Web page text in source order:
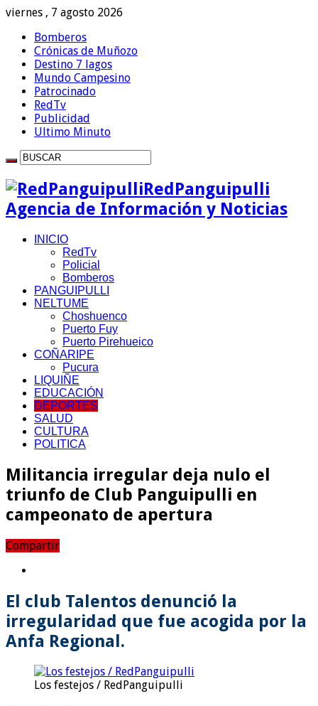
viernes , 7 agosto 2026
Bomberos
Crónicas de Muñozo
Destino 7 lagos
Mundo Campesino
Patrocinado
RedTv
Publicidad
Ultimo Minuto
RedPanguipulli
Agencia de Información y Noticias
INICIO
RedTv
Policial
Bomberos
PANGUIPULLI
NELTUME
Choshuenco
Puerto Fuy
Puerto Pirehueico
COÑARIPE
Pucura
LIQUIÑE
EDUCACIÓN
DEPORTES
SALUD
CULTURA
POLITICA
Militancia irregular deja nulo el
triunfo de Club Panguipulli en
campeonato de apertura
Compartir
El club Talentos denunció la
irregularidad que fue acogida por la
Anfa Regional.
Los festejos / RedPanguipulli